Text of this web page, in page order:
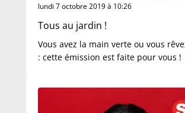
lundi 7 octobre 2019 à 10:26
Tous au jardin !
Vous avez la main verte ou vous
: cette émission est faite pour vous !